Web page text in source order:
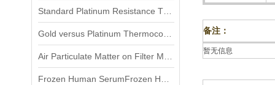
备注：
暂无信息